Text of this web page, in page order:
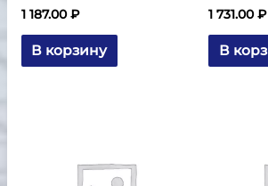
1 187.00₽
В корзину
1 731.00₽
В